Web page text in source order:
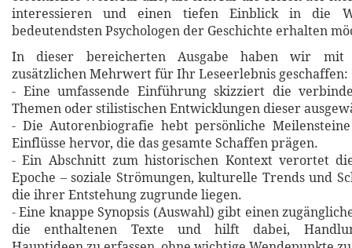
interessieren und einen tiefen Einblick in die
bedeutendsten Psychologen der Geschichte erhalten
In dieser bereicherten Ausgabe haben wir mit
zusätzlichen Mehrwert für Ihr Leseerlebnis geschaffen:
- Eine umfassende Einführung skizziert die
Themen oder stilistischen Entwicklungen dieser
- Die Autorenbiografie hebt persönliche
Einflüsse hervor, die das gesamte Schaffen prägen.
- Ein Abschnitt zum historischen Kontext verortet
Epoche – soziale Strömungen, kulturelle Trends und
die ihrer Entstehung zugrunde liegen.
- Eine knappe Synopsis (Auswahl) gibt einen
die enthaltenen Texte und hilft dabei,